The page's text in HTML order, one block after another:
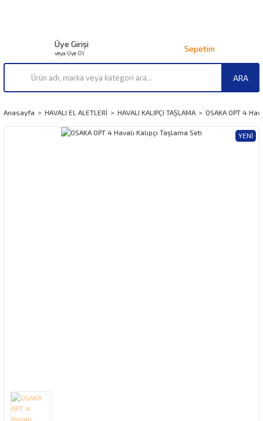
ARA
Üye Girişi
veya Üye Ol Sepetim
Anasayfa HAVALI EL ALETLERİ HAVALI KALIPÇI TAŞLAMA OSAKA OPT 4
YENI